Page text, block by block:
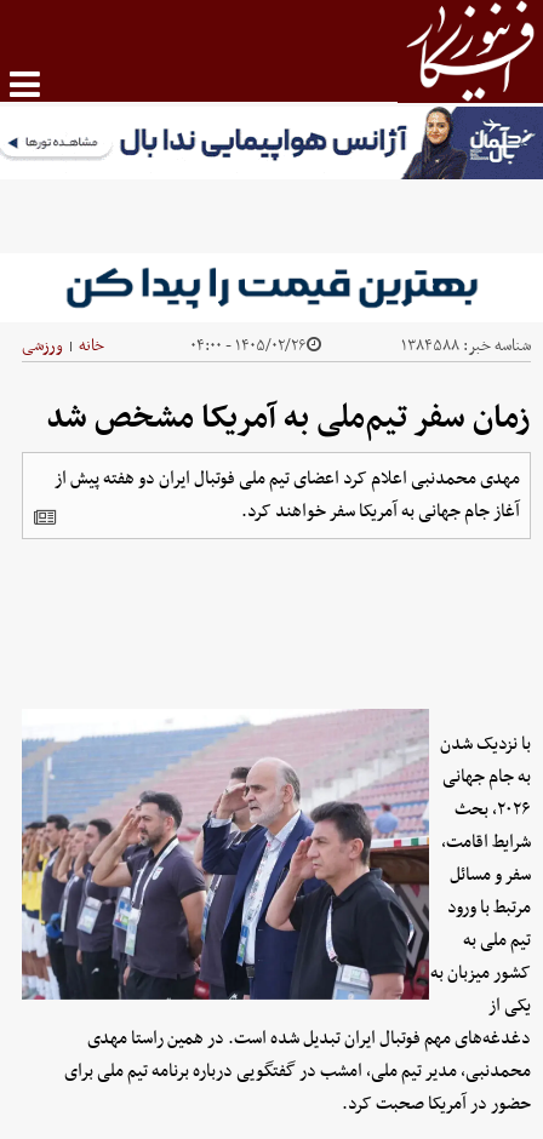
شناسه خبر:۱۳۸۴۵۸۸ ۱۴۰۵/۰۲/۲۶ - ۰۴:۰۰ خانه | ورزشی
زمان سفر تیم‌ملی به آمریکا مشخص شد
مهدی محمدنبی اعلام کرد اعضای تیم ملی فوتبال ایران دو هفته پیش از
آغاز جام جهانی به آمریکا سفر خواهند کرد.
با نزدیک شدن
به جام جهانی
۲۰۲۶، بحث
شرایط اقامت،
سفر و مسائل
مرتبط با ورود
تیم ملی به
کشور میزبان به
یکی از
دغدغه‌های مهم فوتبال ایران تبدیل شده است. در همین راستا مهدی
محمدنبی، مدیر تیم ملی، امشب در گفتگویی درباره برنامه تیم ملی برای
حضور در آمریکا صحبت کرد.